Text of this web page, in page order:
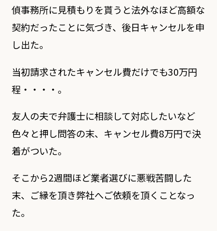
偵事務所に見積もりを貰うと法外なほど高額な
契約だったことに気づき、後日キャンセルを申
し出た。
当初請求されたキャンセル費だけでも30万円
程・・・・。
友人の夫で弁護士に相談して対応したいなど
色々と押し問答の末、キャンセル費8万円で決
着がついた。
そこから2週間ほど業者選びに悪戦苦闘した
末、ご縁を頂き弊社へご依頼を頂くことなっ
た。